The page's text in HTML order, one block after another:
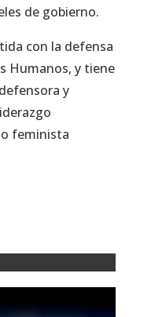
de gobierno.
con la defensa
Humanos, y tiene
y
feminista